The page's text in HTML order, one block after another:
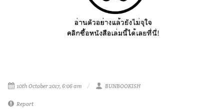
10th October 2017, 6:06 am BUNBOOKISH
Report